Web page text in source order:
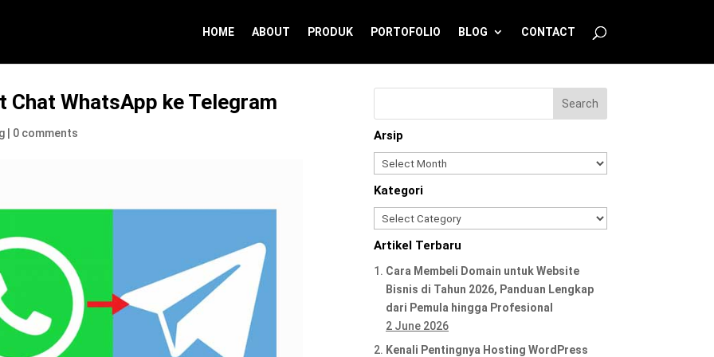
HOME ABOUT PRODUK PORTOFOLIO BLOG CONTACT
Chat WhatsApp ke Telegram
0 comments Arsip
Arsip
Kategori
Kategori
Artikel Terbaru
Cara Membeli Domain untuk Website
Bisnis di Tahun 2026, Panduan Lengkap
dari Pemula hingga Profesional
2 June 2026
Kenali Pentingnya Hosting WordPress